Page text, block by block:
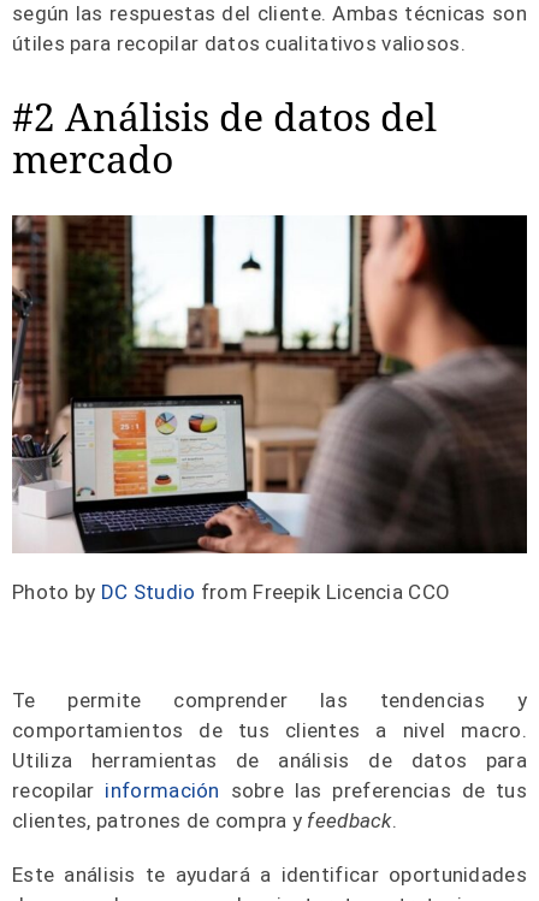
según las respuestas del cliente. Ambas técnicas son
útiles para recopilar datos cualitativos valiosos.
#2 Análisis de datos del
mercado
Photo by DC Studio from Freepik Licencia CCO
Te permite comprender las tendencias y
comportamientos de tus clientes a nivel macro.
Utiliza herramientas de análisis de datos para
recopilar información sobre las preferencias de tus
clientes, patrones de compra y feedback.
Este análisis te ayudará a identificar oportunidades